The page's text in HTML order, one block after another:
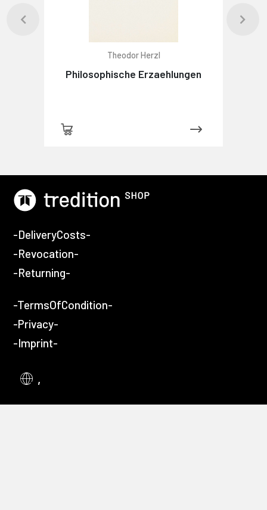
Theodor Herzl
Philosophische Erzaehlungen
-DeliveryCosts-
-Revocation-
-Returning-
-TermsOfCondition-
-Privacy-
-Imprint-
,